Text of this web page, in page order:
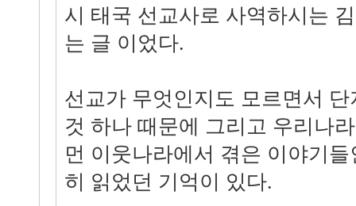
시 태국 선교사로 사역하시는
는 글 이었다.
선교가 무엇인지도 모르면서
것 하나 때문에 그리고 우리나
먼 이웃나라에서 겪은 이야기
히 읽었던 기억이 있다.